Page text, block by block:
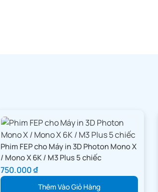
Phim FEP cho Máy in 3D Photon Mono X
/ Mono X 6K / M3 Plus 5 chiếc
750.000₫
Thêm Vào Giỏ Hàng